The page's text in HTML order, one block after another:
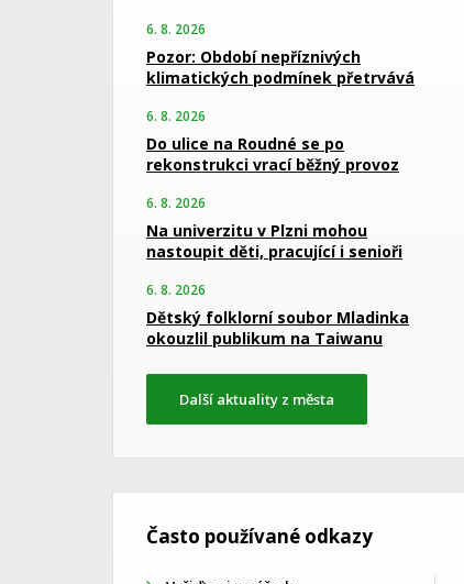
6. 8. 2026
Pozor: Období nepříznivých
klimatických podmínek přetrvává
6. 8. 2026
Do ulice na Roudné se po
rekonstrukci vrací běžný provoz
6. 8. 2026
Na univerzitu v Plzni mohou
nastoupit děti, pracující i senioři
6. 8. 2026
Dětský folklorní soubor Mladinka
okouzlil publikum na Taiwanu
Další aktuality z města
Často používané odkazy